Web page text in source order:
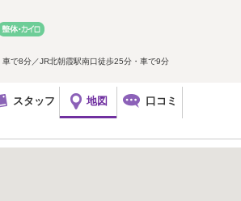
で8分／JR北朝霞駅南口徒歩25分・車で9分
スタッフ 地図 口コミ